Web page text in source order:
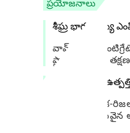
ప్రయోజనాలు
శీఘ్ర భాగస్వామ్య
వావ్ కెమెరా
ప్లాట్‌ఫామ్‌లకు
అధిక-నాణ్యత
అప్లికేషన్ అధిక-
రెండింటికీ